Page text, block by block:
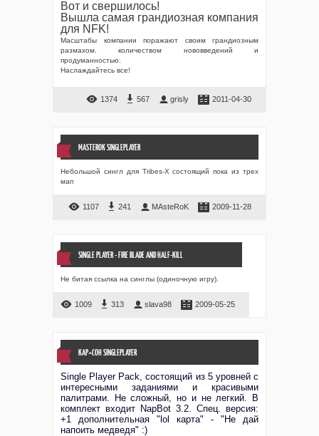
Вот и свершилось!
Вышла самая грандиозная компания
для NFK!
Масштабы компании поражают своим грандиозным
размахом. количеством нововведений и
продуманностью.
Наслаждайтесь все!
1374 567 grisly 2011-04-30
MASTEROK SINGLEPLAYER
Небольшой сингл для Tribes-X состоящий пока из трех
мап
1107 241 MAsteRoK 2009-11-28
SINGLE PLAYER - FIRE BLADE AND HALF-KILL
Не битая ссылка на синглы (одиночную игру).
1009 313 slava98 2009-05-25
KAP^COH SINGLEPLAYER
Single Player Pack, состоящий из 5 уровней с
интересными заданиями и красивыми
палитрами. Не сложный, но и не легкий. В
комплект входит NapBot 3.2. Спец. версия:
+1 дополнительная "lol карта" - "Не дай
напоить медведя" :)